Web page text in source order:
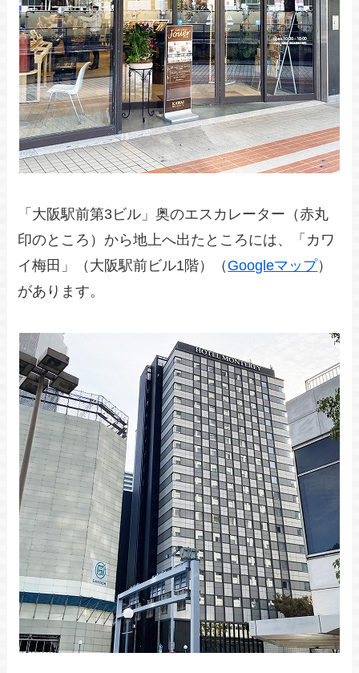
「大阪駅前第3ビル」奥のエスカレーター（赤丸
印のところ）から地上へ出たところには、「カワ
イ梅田」（大阪駅前ビル1階）（ Googleマップ）
があります。